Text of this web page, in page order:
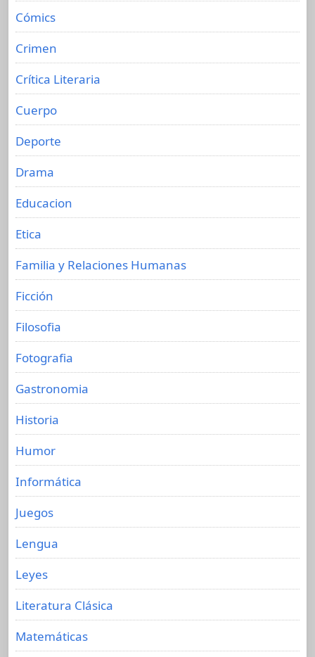
Cómics
Crimen
Crítica Literaria
Cuerpo
Deporte
Drama
Educacion
Etica
Familia y Relaciones Humanas
Ficción
Filosofia
Fotografia
Gastronomia
Historia
Humor
Informática
Juegos
Lengua
Leyes
Literatura Clásica
Matemáticas